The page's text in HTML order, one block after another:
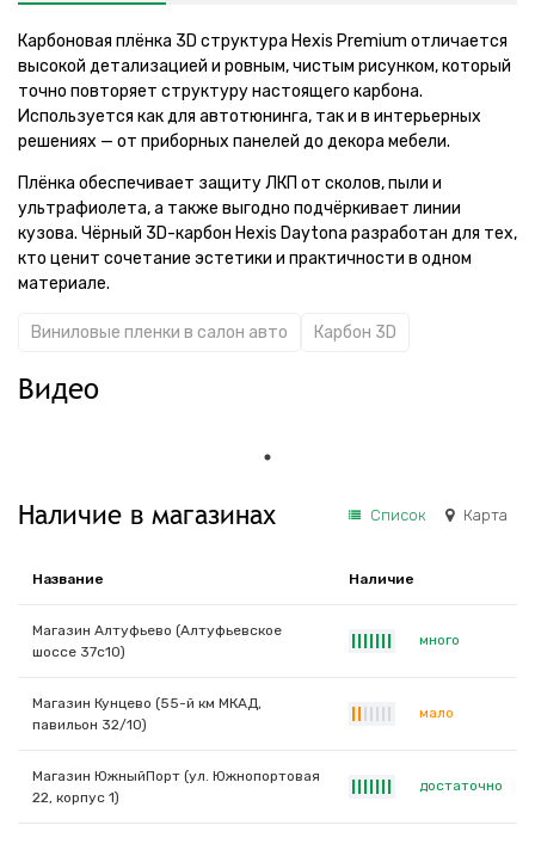
Карбоновая плёнка 3D структура Hexis Premium отличается
высокой детализацией и ровным, чистым рисунком, который
точно повторяет структуру настоящего карбона.
Используется как для автотюнинга, так и в интерьерных
решениях — от приборных панелей до декора мебели.
Плёнка обеспечивает защиту ЛКП от сколов, пыли и
ультрафиолета, а также выгодно подчёркивает линии
кузова. Чёрный 3D-карбон Hexis Daytona разработан для тех,
кто ценит сочетание эстетики и практичности в одном
материале.
Виниловые пленки в салон авто Карбон 3D
Видео
Наличие в магазинах Список Карта
Название Наличие
Магазин Алтуфьево (Алтуфьевское
шоссе 37с10)
много
Магазин Кунцево (55-й км МКАД,
павильон 32/10)
мало
Магазин ЮжныйПорт (ул. Южнопортовая
22, корпус 1)
достаточно